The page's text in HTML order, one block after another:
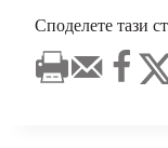
Споделете тази